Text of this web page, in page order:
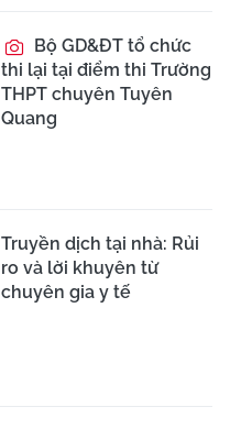
Bộ GD&ĐT tổ chức
thi lại tại điểm thi Trường
THPT chuyên Tuyên
Quang
Truyền dịch tại nhà: Rủi
ro và lời khuyên từ
chuyên gia y tế